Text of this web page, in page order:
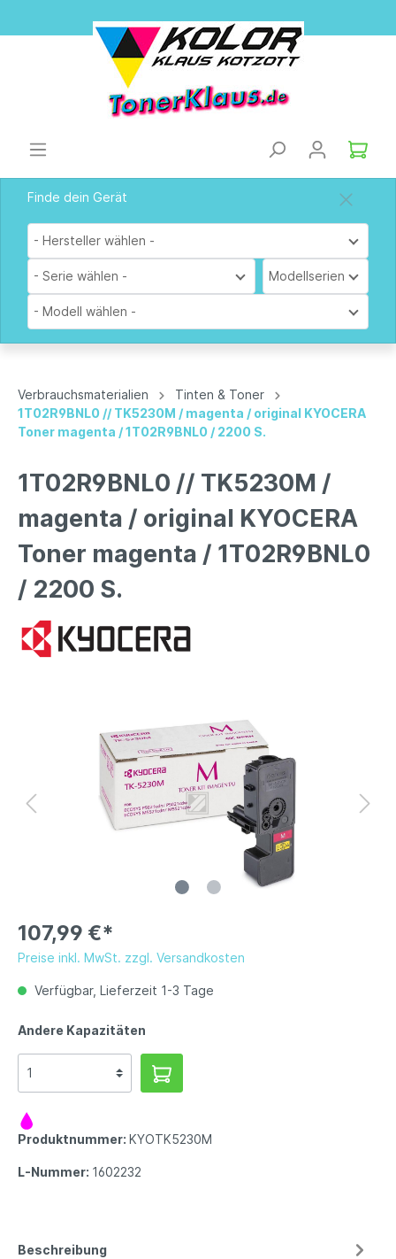
Finde dein Gerät
- Hersteller wählen -
- Serie wählen - Modellserien
- Modell wählen -
Verbrauchsmaterialien
Tinten & Toner
1T02R9BNL0 // TK5230M / magenta / original KYOCERA
Toner magenta / 1T02R9BNL0 / 2200 S.
1T02R9BNL0 // TK5230M /
magenta / original KYOCERA
Toner magenta / 1T02R9BNL0
/ 2200 S.
107,99 €*
Preise inkl. MwSt. zzgl. Versandkosten
Verfügbar, Lieferzeit 1-3 Tage
Andere Kapazitäten
Produktnummer: KYOTK5230M
L-Nummer: 1602232
Beschreibung